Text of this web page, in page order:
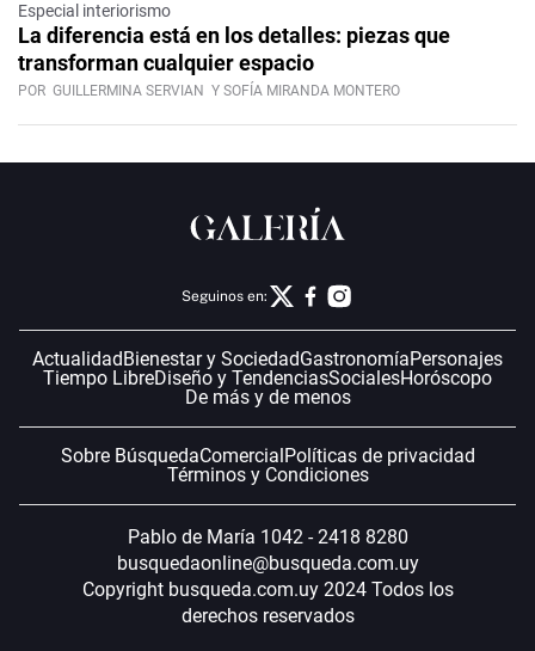
Especial interiorismo
La diferencia está en los detalles: piezas que
transforman cualquier espacio
POR GUILLERMINA SERVIAN Y SOFÍA MIRANDA MONTERO
Seguinos en:
Actualidad Bienestar y SociedadGastronomíaPersonajes
Tiempo LibreDiseño y TendenciasSocialesHoróscopo
De más y de menos
Sobre BúsquedaComercial Políticas de privacidad
Términos y Condiciones
Pablo de María 1042 - 2418 8280
busquedaonline@busqueda.com.uy
Copyright busqueda.com.uy 2024 Todos los
derechos reservados